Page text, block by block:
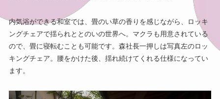
内気浴ができる和室では、畳のい草の香りを感じながら、ロッキ
ングチェアで揺られととのいの世界へ。マクラも用意されている
ので、畳に寝転むことも可能です。森社長一押しは写真左のロッ
キングチェア。腰をかけた後、揺れ続けてくれる仕様になってい
ます。